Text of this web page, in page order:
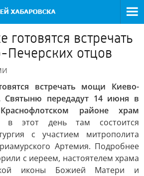
готовятся встречать
отцов
встречать мощи Киево-
Святыню передадут 14 июня в
районе храм
этот день там состоится
с участием митрополита
Артемия. Подробнее
с иереем, настоятелем храма
иконы Божией Матери и